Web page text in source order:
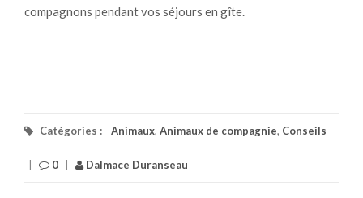
compagnons pendant vos séjours en gîte.
Catégories : Animaux, Animaux de compagnie, Conseils
0 Dalmace Duranseau